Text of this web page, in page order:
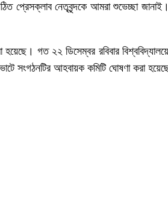
প্রেসক্লাব নেতৃবৃন্দকে আমরা শুভেচ্ছা
গত ২২ ডিসেম্বর রবিবার
সংগঠনটির আহবায়ক কমিটি ঘোষণা করা